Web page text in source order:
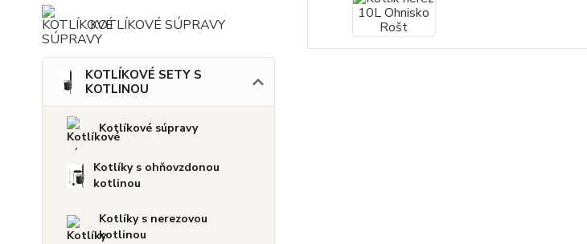
KOTLÍKOVÉ SÚPRAVY
KOTLÍKOVÉ SETY S
KOTLINOU
Kotlíkové súpravy
Kotlíky s ohňovzdonou
kotlinou
Kotlíky s nerezovou
kotlinou